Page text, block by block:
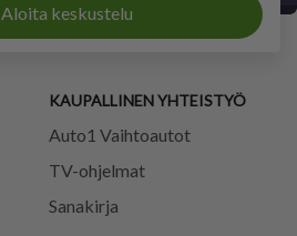
Aloita keskustelu
KAUPALLINEN YHTEISTYÖ
Auto1 Vaihtoautot
TV-ohjelmat
Sanakirja